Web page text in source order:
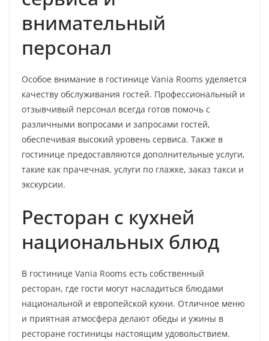
внимательный
персонал
Особое внимание в гостинице Vania Rooms уделяется
качеству обслуживания гостей. Профессиональный и
отзывчивый персонал всегда готов помочь с
различными вопросами и запросами гостей,
обеспечивая высокий уровень сервиса. Также в
гостинице предоставляются дополнительные услуги,
такие как прачечная, услуги по глажке, заказ такси и
экскурсии.
Ресторан с кухней
национальных блюд
В гостинице Vania Rooms есть собственный
ресторан, где гости могут насладиться блюдами
национальной и европейской кухни. Отличное меню
и приятная атмосфера делают обеды и ужины в
ресторане гостиницы настоящим удовольствием.